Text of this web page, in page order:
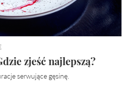
zjeść najlepszą?
serwujące gęsinę.